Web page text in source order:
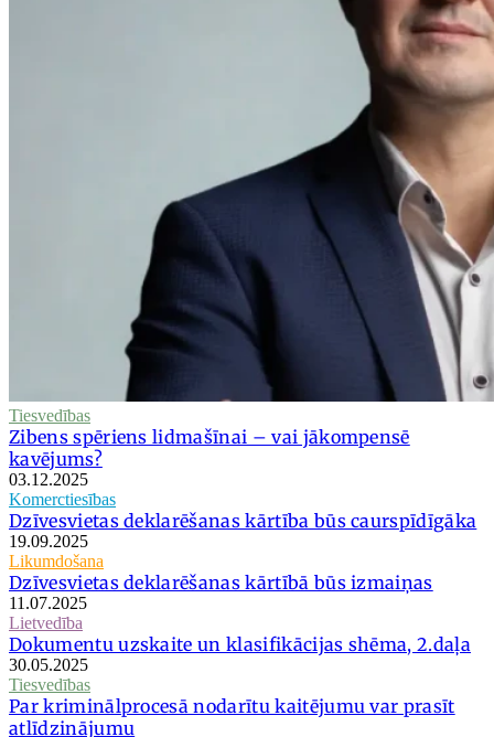
Tiesvedības
Zibens spēriens lidmašīnai – vai jākompensē
kavējums?
03.12.2025
Komerctiesības
Dzīvesvietas deklarēšanas kārtība būs caurspīdīgāka
19.09.2025
Likumdošana
Dzīvesvietas deklarēšanas kārtībā būs izmaiņas
11.07.2025
Lietvedība
Dokumentu uzskaite un klasifikācijas shēma, 2.daļa
30.05.2025
Tiesvedības
Par kriminālprocesā nodarītu kaitējumu var prasīt
atlīdzinājumu